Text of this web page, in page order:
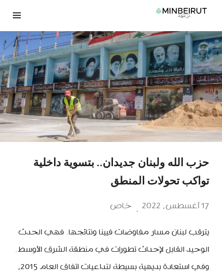
انتقل
المحتوى
حزب الله ولبنان جديدان.. بتسوية داخلية
تواكب تحولات المنطق
17 أغسطس، 2022 خاص
يترقب لبنان مسار مفاوضات فيينا ونتائجها. فهي الحدث
الوحيد القابل لإحداث تطورات في منطقة الشرق الأوسط.
وفي استعادة بديهية بسيطة لتداعيات اتفاق العام 2015،